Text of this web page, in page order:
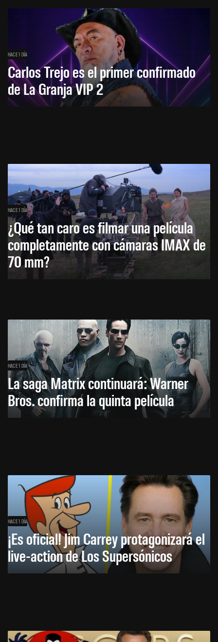
HACE 1 DÍA
Carlos Trejo es el primer confirmado
de La Granja VIP 2
HACE 1 DÍA
¿Qué tan caro es filmar una película
completamente con cámaras IMAX de
70 mm?
HACE 1 DÍA
La saga Matrix continuará: Warner
Bros. confirma la quinta película
HACE 1 DÍA
¡Es oficial! Jim Carrey protagonizará el
live-action de Los Supersónicos